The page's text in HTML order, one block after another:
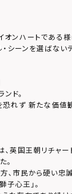
オンハートである
・シーンを選ばな
ド。
恐れず 新たな価値
、英国王朝リチャ
。
、市民から硬い忠
心王」。